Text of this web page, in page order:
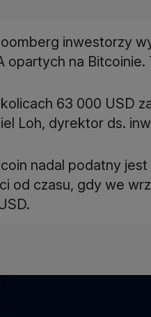
inwestorzy
opartych na
63 000 USD
Loh, dyrektor ds.
nadal podatny
od czasu, gdy we